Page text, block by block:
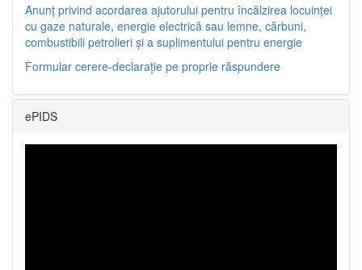
Anunț privind acordarea ajutorului pentru încălzirea locuinței
cu gaze naturale, energie electrică sau lemne, cărbuni,
combustibili petrolieri și a suplimentului pentru energie
Formular cerere-declarație pe proprie răspundere
ePIDS